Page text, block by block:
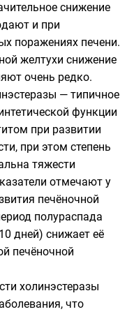
снижение
и при
поражениях печени.
желтухи снижение
очень редко.
— типичное
функции
при развитии
при этом степень
тяжести
отмечают у
печёночной
полураспада
дней) снижает её
печёночной
холинэстеразы
что